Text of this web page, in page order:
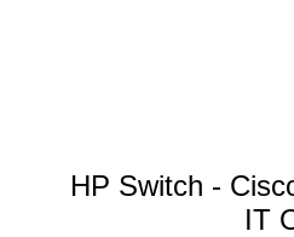
HP Switch -
IT